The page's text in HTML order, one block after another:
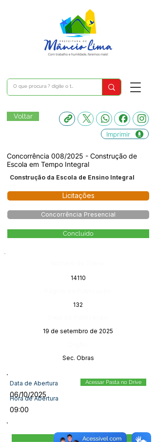
Voltar
Imprimir
Concorrência 008/2025 - Construção de
Escola em Tempo Integral
Construção da Escola de Ensino Integral
Licitações
Concorrência Presencial
Concluído
14110
132
19 de setembro de 2025
Sec. Obras
Data de Abertura
06/10/2025
Hora de Abertura
09:00
Acessar Pasta no Drive
Visualizar